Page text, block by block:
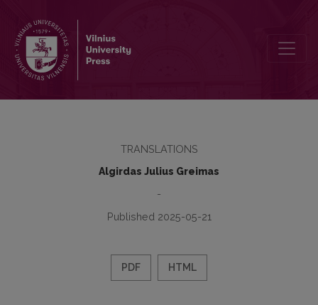
TRANSLATIONS
Algirdas Julius Greimas
-
Published 2025-05-21
PDF HTML